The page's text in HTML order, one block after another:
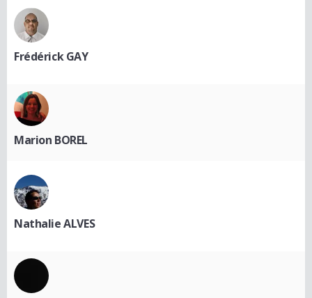
Frédérick GAY
Marion BOREL
Nathalie ALVES